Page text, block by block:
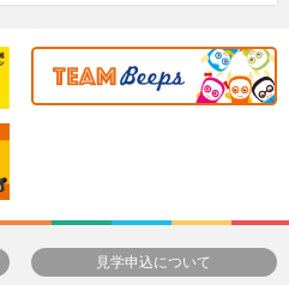
見学申込について